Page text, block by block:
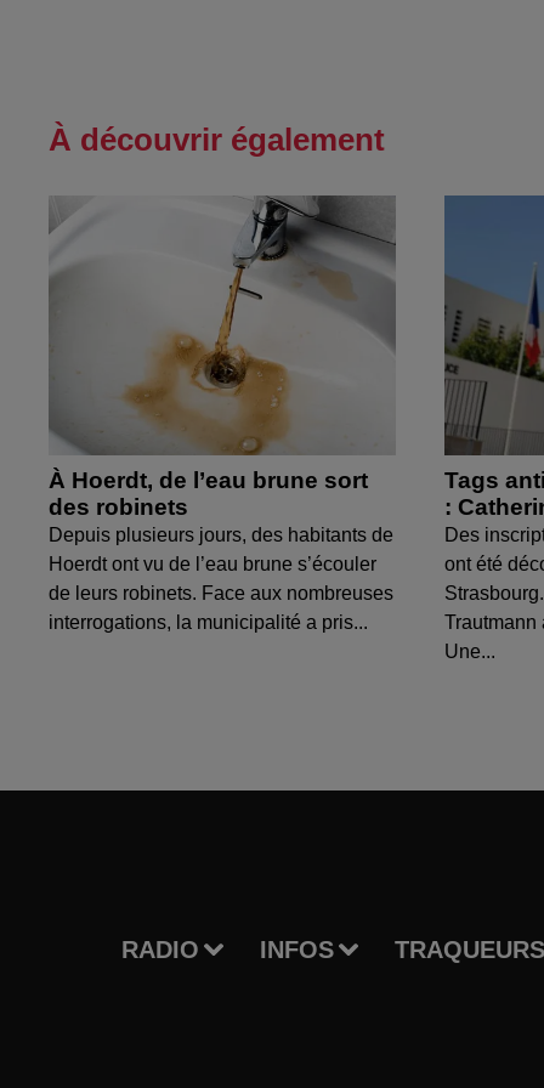
À découvrir également
À Hoerdt, de l’eau brune sort
des robinets
Depuis plusieurs jours, des habitants de
Hoerdt ont vu de l’eau brune s’écouler
de leurs robinets. Face aux nombreuses
interrogations, la municipalité a pris...
Tags
:
Des
ont été
Trautmann
Une...
RADIO INFOS